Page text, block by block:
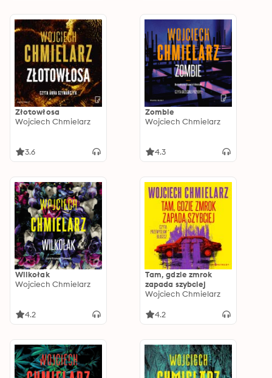
Złotowłosa
Wojciech Chmielarz
3.6
Zombie
Wojciech Chmielarz
4.3
Wilkołak
Wojciech Chmielarz
4.2
Tam, gdzie zmrok
zapada szybciej
Wojciech Chmielarz
4.2